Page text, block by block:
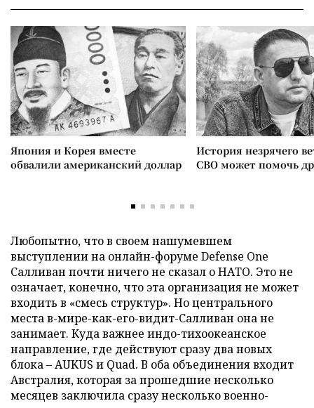
Япония и Корея вместе
обвалили американский доллар
История незрячего
СВО может помочь
Любопытно, что в своем нашумевшем
выступлении на онлайн-форуме Defense One
Салливан почти ничего не сказал о НАТО. Это не
означает, конечно, что эта организация не может
входить в «смесь структур». Но центрального
места в-мире-как-его-видит-Салливан она не
занимает. Куда важнее индо-тихоокеанское
направление, где действуют сразу два новых
блока – AUKUS и Quad. В оба объединения входит
Австралия, которая за прошедшие несколько
месяцев заключила сразу несколько военно-